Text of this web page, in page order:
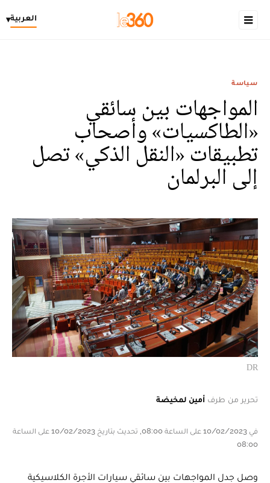
العربية▾
سياسة
المواجهات بين سائقي
«الطاكسيات» وأصحاب
تطبيقات «النقل الذكي» تصل
إلى البرلمان
DR
تحرير من طرف أمين لمخيضة
في 10/02/2023 على الساعة 08:00, تحديث بتاريخ 10/02/2023 على الساعة
08:00
وصل جدل المواجهات بين سائقي سيارات الأجرة الكلاسيكية